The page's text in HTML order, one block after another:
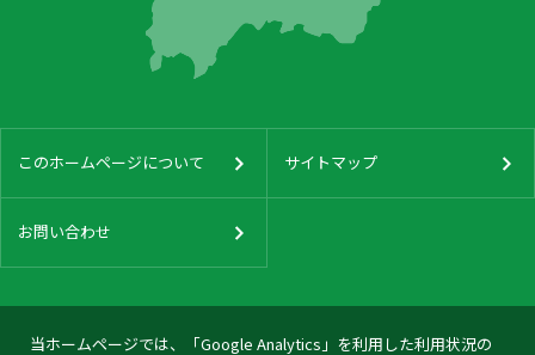
当ホームページでは、「Google Analytics」を利用した利用状況の
このホームページについて サイトマップ
お問い合わせ